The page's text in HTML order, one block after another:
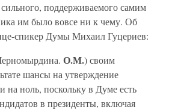
поддерживаемого самим
им было вовсе ни к чему. Об
спикер Думы Михаил Гуцериев:
О.М.) своим
шансы на утверждение
ноль, поскольку в Думе есть
в президенты, включая